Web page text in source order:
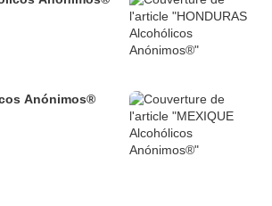
Anónimos®